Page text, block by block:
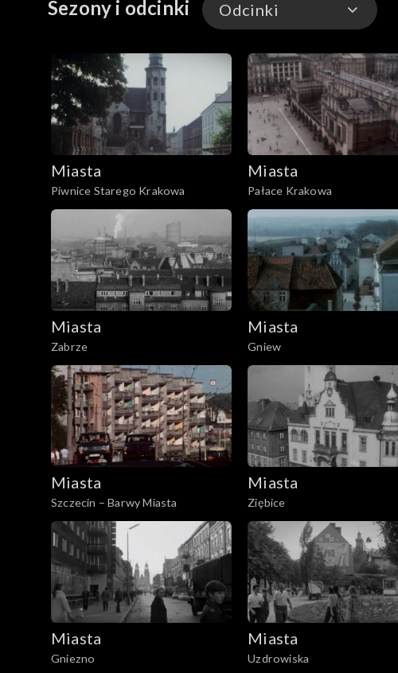
Sezony i odcinki Odcinki
Odcinki
Miasta
Piwnice Starego Krakowa
Miasta
Pałace Krakowa
Miasta
Zabrze
Miasta
Gniew
Miasta
Szczecin – Barwy Miasta
Miasta
Ziębice
Miasta
Gniezno
Miasta
Uzdrowiska